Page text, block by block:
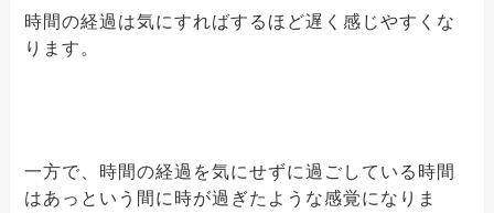
時間の経過は気にすればするほど遅く感じやすくな
ります。
一方で、時間の経過を気にせずに過ごしている時間
はあっという間に時が過ぎたような感覚になりま